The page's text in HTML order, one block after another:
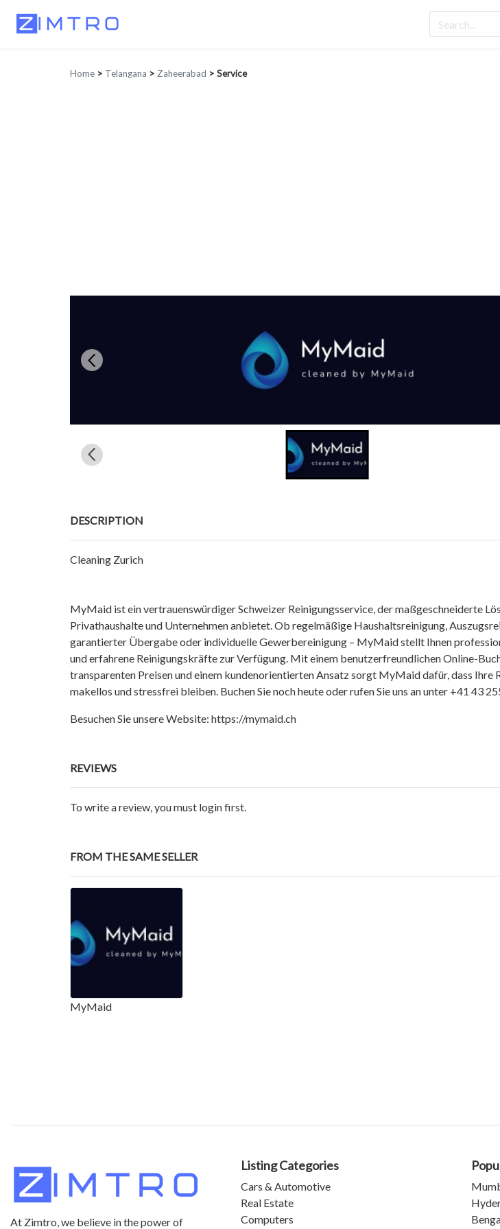
Home > Telangana > Zaheerabad > Service
DESCRIPTION
Cleaning Zurich
MyMaid ist ein vertrauenswürdiger Schweizer Reinigungsservice, der maßgeschneiderte
Privathaushalte und Unternehmen anbietet. Ob regelmäßige Haushaltsreinigung,
garantierter Übergabe oder individuelle Gewerbereinigung – MyMaid stellt Ihnen
und erfahrene Reinigungskräfte zur Verfügung. Mit einem benutzerfreundlichen Online-
transparenten Preisen und einem kundenorientierten Ansatz sorgt MyMaid dafür, dass Ihre
makellos und stressfrei bleiben. Buchen Sie noch heute oder rufen Sie uns an unter +41 43
Besuchen Sie unsere Website: https://mymaid.ch
REVIEWS
To write a review, you must login first.
FROM THE SAME SELLER
MyMaid
At Zimtro, we believe in the power of
Listing Categories
Cars & Automotive
Real Estate
Computers